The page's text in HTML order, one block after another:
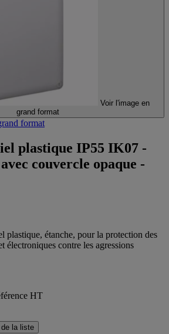
Voir l'image en
grand format
format
plastique IP55 IK07 -
couvercle opaque -
plastique, étanche, pour la protection des
électroniques contre les agressions
HT
de la liste